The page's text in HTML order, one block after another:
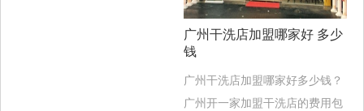
广州干洗店加盟哪家好 多少
钱
广州干洗店加盟哪家好多少钱？
广州开一家加盟干洗店的费用包